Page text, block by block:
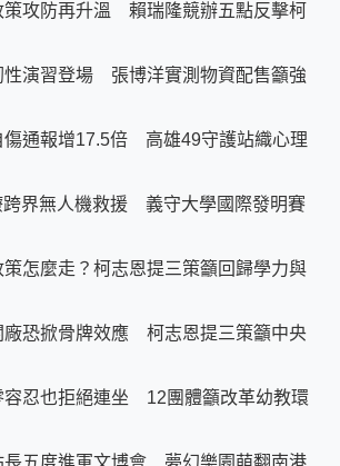
策攻防再升溫 賴瑞隆競辦五點反擊柯
性演習登場 張博洋實測物資配售籲強
傷通報增17.5倍 高雄49守護站織心理
跨界無人機救援 義守大學國際發明賽
怎麼走？柯志恩提三策籲回歸學力與
廠恐掀骨牌效應 柯志恩提三策籲中央
容忍也拒絕連坐 12團體籲改革幼教環